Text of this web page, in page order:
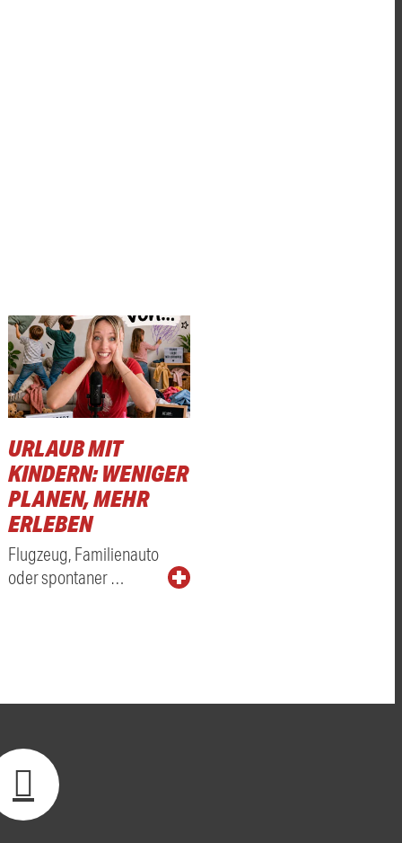
URLAUB MIT
KINDERN: WENIGER
PLANEN, MEHR
ERLEBEN
Flugzeug, Familienauto
oder spontaner …